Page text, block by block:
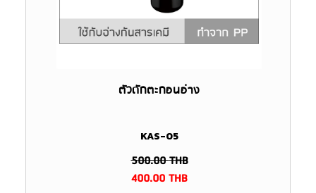
ตัวดักตะกอนอ่าง
KAS-05
500.00THB
400.00THB